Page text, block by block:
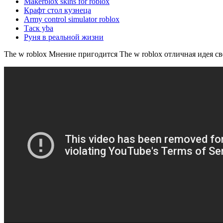
Крафт стол кузнеца
Army control simulator roblox
Таск yba
Руня в реальной жизни
The w roblox Мнение пригодится The w roblox отличная идея